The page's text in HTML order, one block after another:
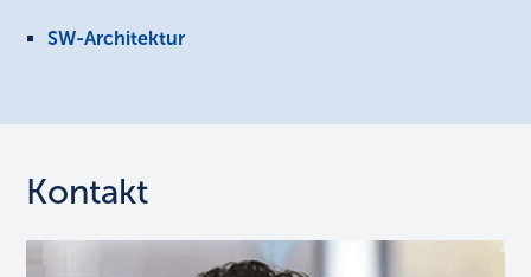
SW-Architektur
Kontakt